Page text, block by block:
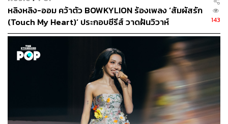
หลิงหลิง-ออม คว้าตัว BOWKYLION ร้องเพลง ‘สัมผัสรัก
(Touch My Heart)’ ประกอบซีรีส์ วาดฝันวิวาห์
143